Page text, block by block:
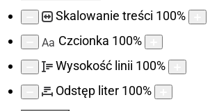
Skalowanie treści 100%
Aa Czcionka 100%
Wysokość linii 100%
Odstęp liter 100%